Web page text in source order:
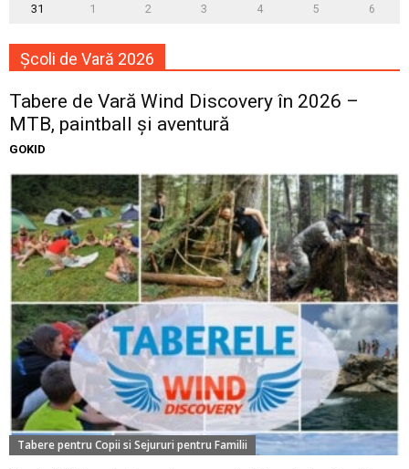
31 1 2 3 4 5 6
Școli de Vară 2026
Tabere de Vară Wind Discovery în 2026 –
MTB, paintball și aventură
GOKID
Tabere pentru Copii si Sejururi pentru Familii